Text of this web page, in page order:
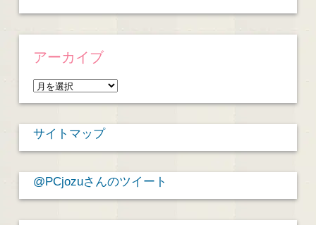
アーカイブ
ア
ー
カ
イ
サイトマップ
@PCjozuさんのツイート